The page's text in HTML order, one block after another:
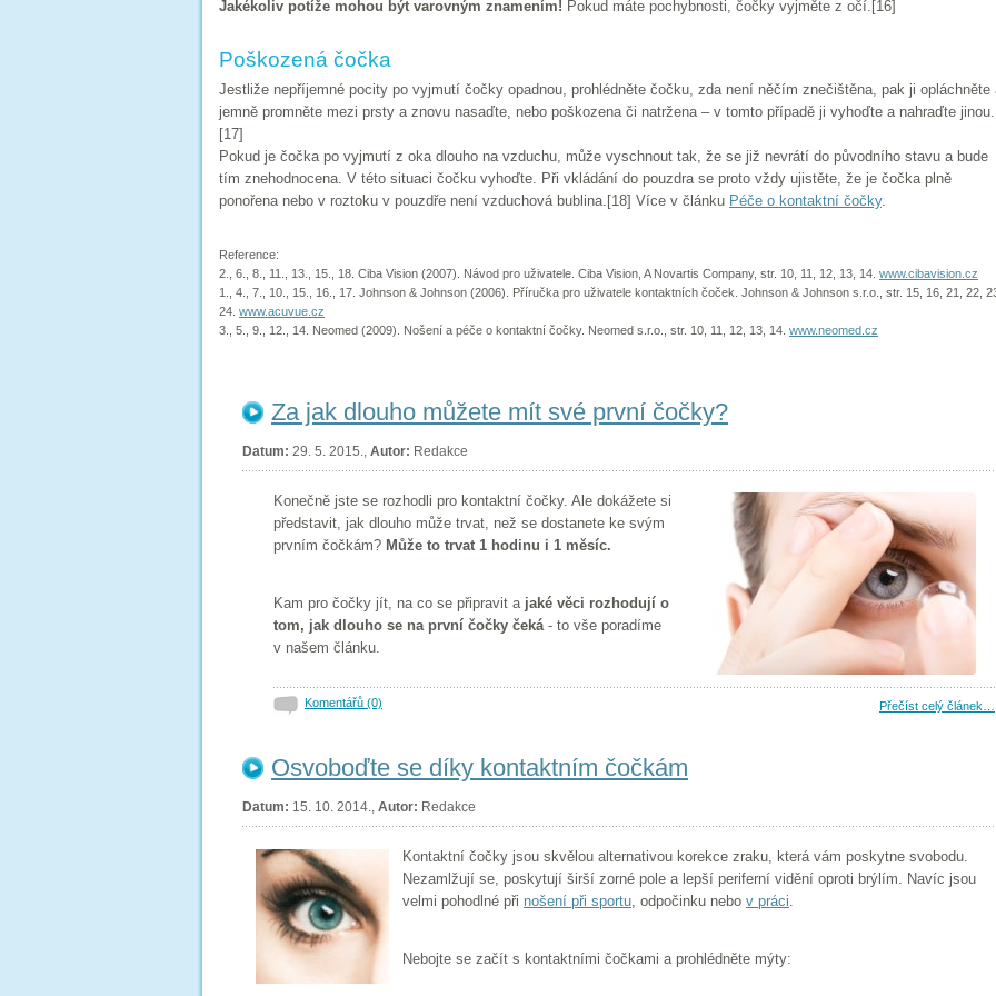
Jakékoliv potíže mohou být varovným znamením! Pokud máte pochybnosti, čočky vyjměte z očí.[16]
Poškozená čočka
Jestliže nepříjemné pocity po vyjmutí čočky opadnou, prohlédněte čočku, zda není něčím znečištěna, pak ji opláchněte
jemně promněte mezi prsty a znovu nasaďte, nebo poškozena či natržena – v tomto případě ji vyhoďte a nahraďte jinou.
[17]
Pokud je čočka po vyjmutí z oka dlouho na vzduchu, může vyschnout tak, že se již nevrátí do původního stavu a bude
tím znehodnocena. V této situaci čočku vyhoďte. Při vkládání do pouzdra se proto vždy ujistěte, že je čočka plně
ponořena nebo v roztoku v pouzdře není vzduchová bublina.[18] Více v článku Péče o kontaktní čočky.
Reference:
2., 6., 8., 11., 13., 15., 18. Ciba Vision (2007). Návod pro uživatele. Ciba Vision, A Novartis Company, str. 10, 11, 12, 13, 14. www.cibavision.cz
1., 4., 7., 10., 15., 16., 17. Johnson & Johnson (2006). Příručka pro uživatele kontaktních čoček. Johnson & Johnson s.r.o., str. 15, 16, 21, 22,
24. www.acuvue.cz
3., 5., 9., 12., 14. Neomed (2009). Nošení a péče o kontaktní čočky. Neomed s.r.o., str. 10, 11, 12, 13, 14. www.neomed.cz
Za jak dlouho můžete mít své první čočky?
Datum: 29. 5. 2015., Autor: Redakce
Konečně jste se rozhodli pro kontaktní čočky. Ale dokážete si
představit, jak dlouho může trvat, než se dostanete ke svým
prvním čočkám? Může to trvat 1 hodinu i 1 měsíc.
Kam pro čočky jít, na co se připravit a jaké věci rozhodují o
tom, jak dlouho se na první čočky čeká- to vše poradíme
v našem článku.
Komentářů (0) Přečíst celý článek…
Osvoboďte se díky kontaktním čočkám
Datum: 15. 10. 2014., Autor: Redakce
Kontaktní čočky jsou skvělou alternativou korekce zraku, která vám poskytne svobodu.
Nezamlžují se, poskytují širší zorné pole a lepší periferní vidění oproti brýlím. Navíc jsou
velmi pohodlné při nošení při sportu, odpočinku nebo v práci.
Nebojte se začít s kontaktními čočkami a prohlédněte mýty: